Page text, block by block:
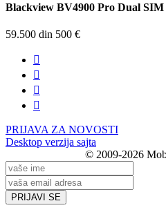
Blackview BV4900 Pro Dual
59.500 din 500 €




PRIJAVA ZA NOVOSTI
Desktop verzija sajta
© 2009-2026
PRIJAVI SE